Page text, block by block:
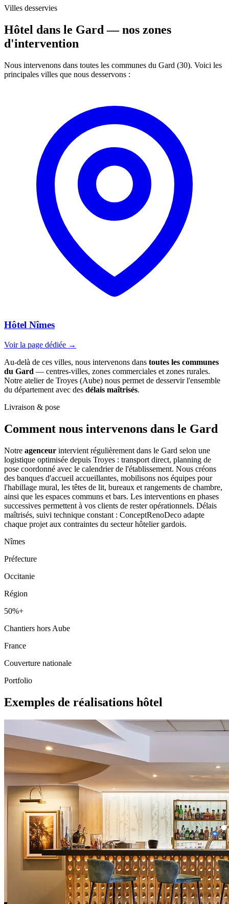
Villes desservies
Hôtel dans le Gard —nos zones
d'intervention
Nous intervenons dans toutes les communes du Gard (30). Voici les
principales villes que nous desservons :
Hôtel Nîmes
Voir la page dédiée →
Au-delà de ces villes, nous intervenons dans toutes les communes
du Gard — centres-villes, zones commerciales et zones rurales.
Notre atelier de Troyes (Aube) nous permet de desservir l'ensemble
du département avec des délais maîtrisés.
Livraison & pose
Comment nous intervenons dans le Gard
Notre agenceur intervient régulièrement dans le Gard selon une
logistique optimisée depuis Troyes : transport direct, planning de
pose coordonné avec le calendrier de l'établissement. Nous créons
des banques d'accueil accueillantes, mobilisons nos équipes pour
l'habillage mural, les têtes de lit, bureaux et rangements de chambre,
ainsi que les espaces communs et bars. Les interventions en phases
successives permettent à vos clients de rester opérationnels. Délais
maîtrisés, suivi technique constant : ConceptRenoDeco adapte
chaque projet aux contraintes du secteur hôtelier gardois.
Nîmes
Préfecture
Occitanie
Région
50%+
Chantiers hors Aube
France
Couverture nationale
Portfolio
Exemples de réalisations hôtel